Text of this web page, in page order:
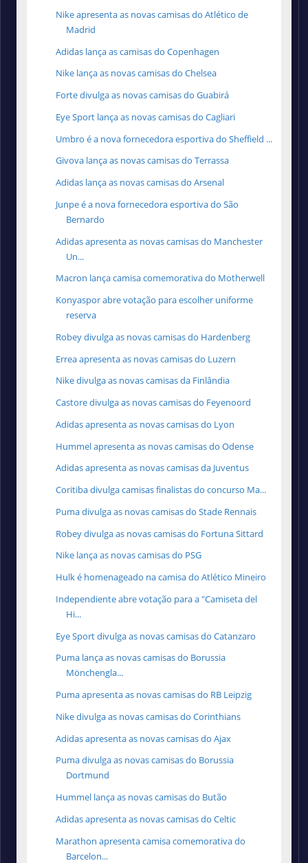
Nike apresenta as novas camisas do Atlético de
Madrid
Adidas lança as camisas do Copenhagen
Nike lança as novas camisas do Chelsea
Forte divulga as novas camisas do Guabirá
Eye Sport lança as novas camisas do Cagliari
Umbro é a nova fornecedora esportiva do Sheffield ...
Givova lança as novas camisas do Terrassa
Adidas lança as novas camisas do Arsenal
Junpe é a nova fornecedora esportiva do São
Bernardo
Adidas apresenta as novas camisas do Manchester
Un...
Macron lança camisa comemorativa do Motherwell
Konyaspor abre votação para escolher uniforme
reserva
Robey divulga as novas camisas do Hardenberg
Errea apresenta as novas camisas do Luzern
Nike divulga as novas camisas da Finlândia
Castore divulga as novas camisas do Feyenoord
Adidas apresenta as novas camisas do Lyon
Hummel apresenta as novas camisas do Odense
Adidas apresenta as novas camisas da Juventus
Coritiba divulga camisas finalistas do concurso Ma...
Puma divulga as novas camisas do Stade Rennais
Robey divulga as novas camisas do Fortuna Sittard
Nike lança as novas camisas do PSG
Hulk é homenageado na camisa do Atlético Mineiro
Independiente abre votação para a "Camiseta del
Hi...
Eye Sport divulga as novas camisas do Catanzaro
Puma lança as novas camisas do Borussia
Mönchengla...
Puma apresenta as novas camisas do RB Leipzig
Nike divulga as novas camisas do Corinthians
Adidas apresenta as novas camisas do Ajax
Puma divulga as novas camisas do Borussia
Dortmund
Hummel lança as novas camisas do Butão
Adidas apresenta as novas camisas do Celtic
Marathon apresenta camisa comemorativa do
Barcelon...